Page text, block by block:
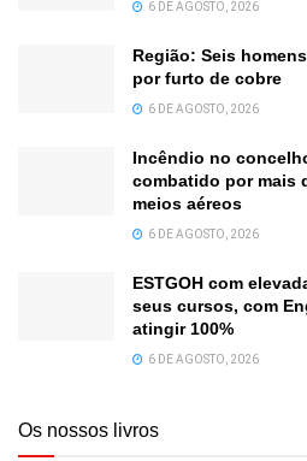
6 DE AGOSTO, 2026
Região: Seis
por furto de cobre
6 DE AGOSTO, 2026
Incêndio no
combatido por mais
meios aéreos
6 DE AGOSTO, 2026
ESTGOH com
seus cursos, com
atingir 100%
6 DE AGOSTO, 2026
Os nossos livros